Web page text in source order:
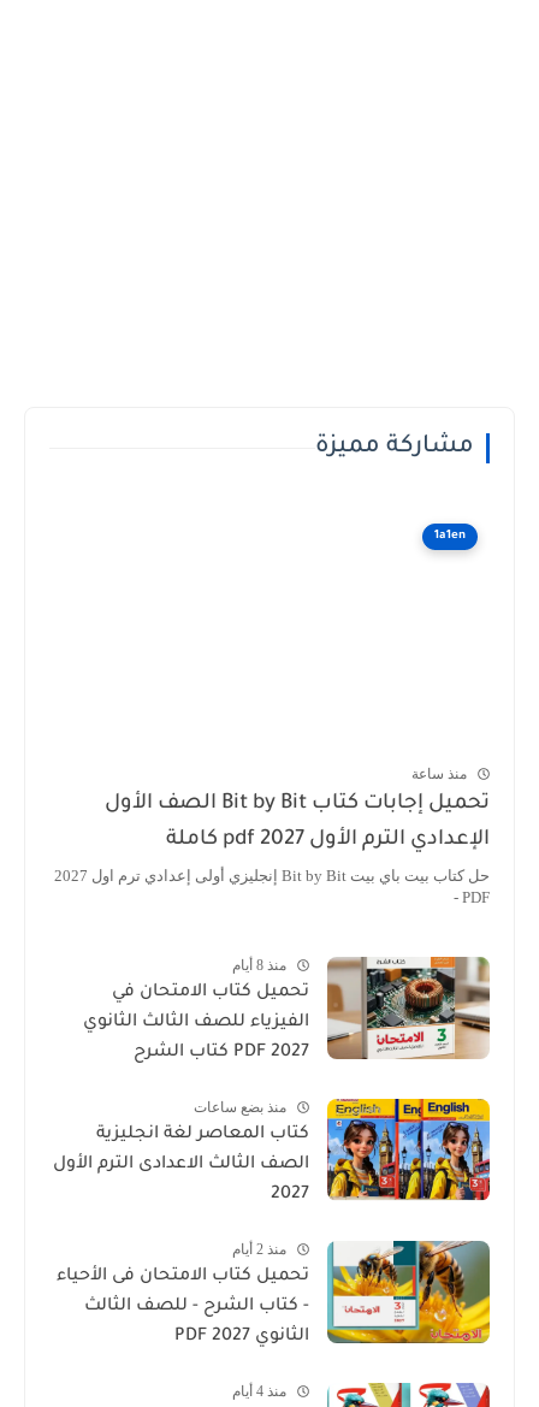
مشاركة مميزة
1a1en
منذ ساعة
تحميل إجابات كتاب Bit by Bit الصف الأول
الإعدادي الترم الأول 2027 pdf كاملة
حل كتاب بيت باي بيت Bit by Bit إنجليزي أولى إعدادي ترم اول 2027
PDF -
منذ 8 أيام
تحميل كتاب الامتحان في
الفيزياء للصف الثالث الثانوي
2027 PDF كتاب الشرح
منذ بضع ساعات
كتاب المعاصر لغة انجليزية
الصف الثالث الاعدادى الترم الأول
2027
منذ 2 أيام
تحميل كتاب الامتحان فى الأحياء
- كتاب الشرح - للصف الثالث
الثانوي 2027 PDF
منذ 4 أيام